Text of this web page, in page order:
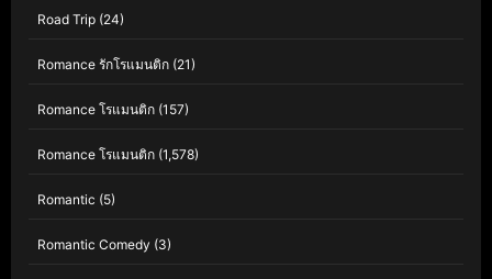
Road Trip (24)
Romance รักโรแมนติก (21)
Romance โรแมนติก (157)
Romance โรแมนติก (1,578)
Romantic (5)
Romantic Comedy (3)